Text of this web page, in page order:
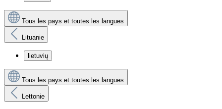
Tous les pays et toutes les langues
Lituanie
lietuvių
Tous les pays et toutes les langues
Lettonie